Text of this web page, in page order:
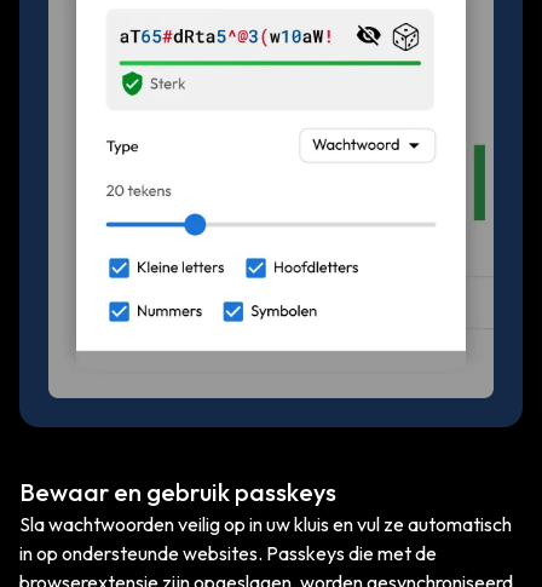
Bewaar en gebruik passkeys
Sla wachtwoorden veilig op in uw kluis en vul ze automatisch
in op ondersteunde websites. Passkeys die met de